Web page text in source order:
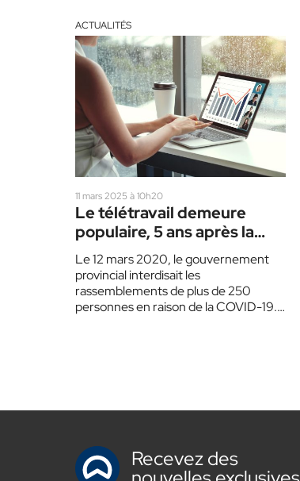
ACTUALITÉS
11 mars 2025 à 10h20
Le télétravail demeure
populaire, 5 ans après la
pandémie
Le 12 mars 2020, le gouvernement
provincial interdisait les
rassemblements de plus de 250
personnes en raison de la COVID-19.
Recevez des